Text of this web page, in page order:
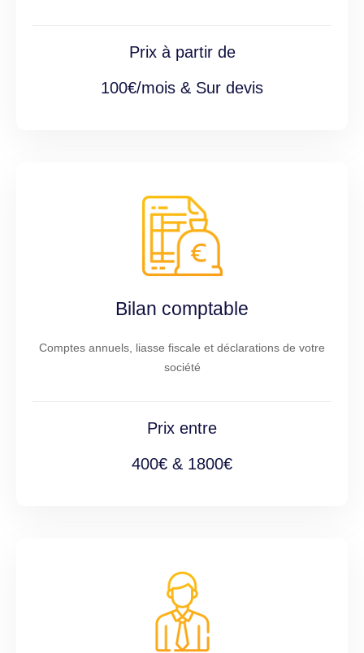
Prix à partir de
100€/mois & Sur devis
Bilan comptable
Comptes annuels, liasse fiscale et déclarations de votre
société
Prix entre
400€ & 1800€